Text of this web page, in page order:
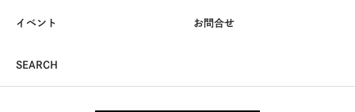
イベント お問合せ
SEARCH